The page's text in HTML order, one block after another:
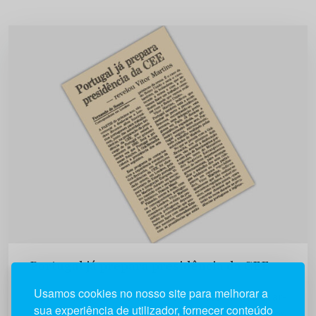
Usamos cookies no nosso site para melhorar a
sua experiência de utilizador, fornecer conteúdo
Portugal já prepara presidência da CEE
A partir do próximo ano, vão começar a deslocar-